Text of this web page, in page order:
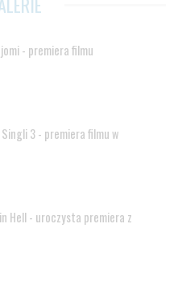
- premiera filmu
3 - premiera filmu w
Hell - uroczysta premiera z